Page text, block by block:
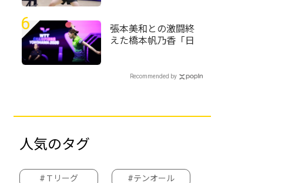
6
張本美和との激闘終
えた橋本帆乃香「日
い」＜卓球・WTTチ
Recommended by
人気のタグ
#Ｔリーグ #テンオール